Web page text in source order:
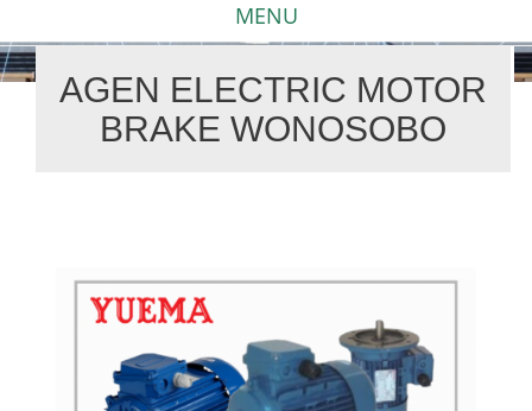
MENU
Skip
content
AGEN ELECTRIC MOTOR
BRAKE WONOSOBO